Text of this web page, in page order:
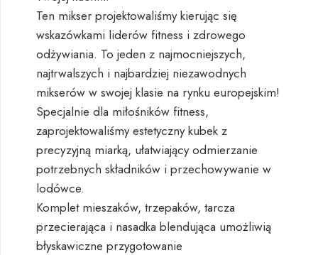
Ten mikser projektowaliśmy kierując się
wskazówkami liderów fitness i zdrowego
odżywiania. To jeden z najmocniejszych,
najtrwalszych i najbardziej niezawodnych
mikserów w swojej klasie na rynku europejskim!
Specjalnie dla miłośników fitness,
zaprojektowaliśmy estetyczny kubek z
precyzyjną miarką, ułatwiający odmierzanie
potrzebnych składników i przechowywanie w
lodówce.
Komplet mieszaków, trzepaków, tarcza
przecierająca i nasadka blendująca umożliwią
błyskawiczne przygotowanie